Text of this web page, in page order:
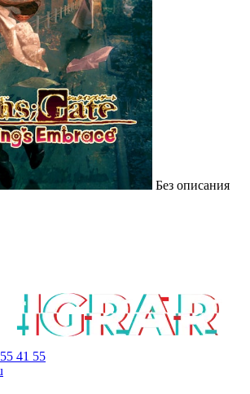
Без описания
41 55